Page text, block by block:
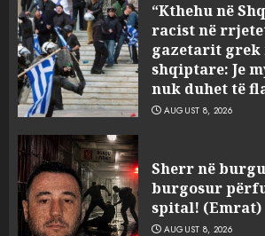
“Kthehu në
racist në
gazetarit grek
shqiptare: Je
nuk duhet të
AUGUST 8, 2026
Sherr në
burgosur
spital! (Emrat)
AUGUST 8, 2026